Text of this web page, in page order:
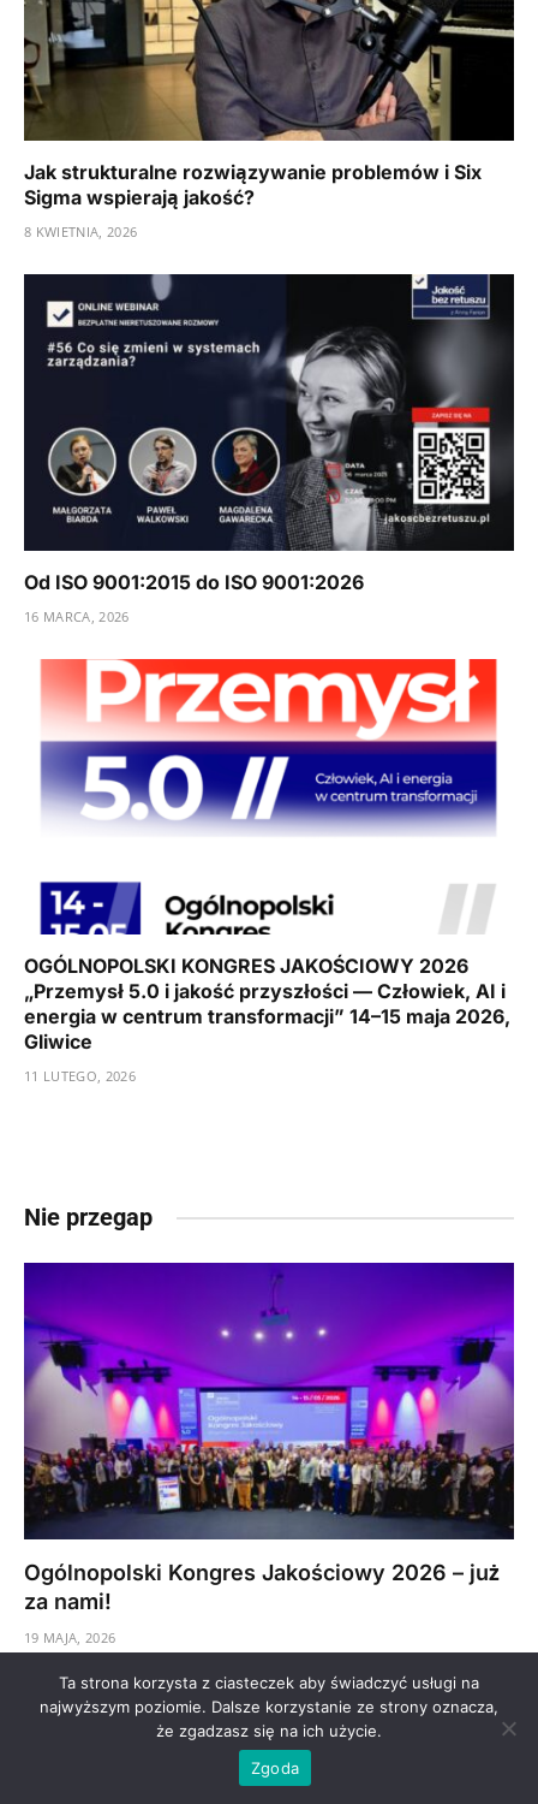
Jak strukturalne rozwiązywanie problemów i Six
Sigma wspierają jakość?
8 KWIETNIA, 2026
Od ISO 9001:2015 do ISO 9001:2026
16 MARCA, 2026
OGÓLNOPOLSKI KONGRES JAKOŚCIOWY 2026
„Przemysł 5.0 i jakość przyszłości — Człowiek, AI i
energia w centrum transformacji” 14–15 maja 2026,
Gliwice
11 LUTEGO, 2026
Nie przegap
Ogólnopolski Kongres Jakościowy 2026 – już
za nami!
19 MAJA, 2026
To były dwa dni absolutnie wyjątkowej energii, przełomowej
wiedzy i networkingu na najwyższym poziomie!
Mediacje w systemie zarządzania
Ta strona korzysta z ciasteczek aby świadczyć usługi na
najwyższym poziomie. Dalsze korzystanie ze strony oznacza,
że zgadzasz się na ich użycie.
Zgoda